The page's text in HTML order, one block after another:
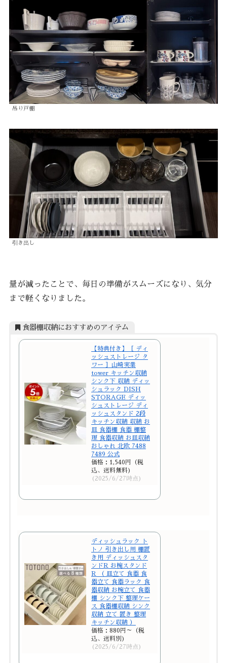
吊り戸棚
引き出し
量が減ったことで、毎日の準備がスムーズになり、気分
まで軽くなりました。
食器棚収納におすすめのアイテム
【特典付き】［ ディ
ッシュストレージ タ
ワー ］山崎実業
tower キッチン収納
シンク下 収納 ディッ
シュラック DISH
STORAGE ディッ
シュストレージ ディ
ッシュスタンド 2段
キッチン収納 収納 お
皿 食器棚 食器 棚整
理 食器収納 お皿収納
おしゃれ 北欧 7488
7489 公式
価格：1,540円（税
込、送料無料)
(2025/6/27時点)
ディッシュラック ト
トノ 引き出し用 棚置
き用 ディッシュスタ
ンドR お椀スタンド
R （ 皿立て 食器 食
器立て 食器ラック 食
器収納 お椀立て 食器
棚 シンク下 整理ケー
ス 食器棚収納 シンク
収納 立て 置き 整理
キッチン収納 ）
価格：880円～（税
込、送料別)
(2025/6/27時点)